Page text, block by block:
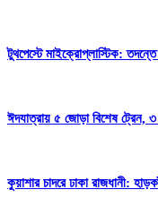
টুথপেস্টে মাইক্রোপ্লাস্টিক:
ঈদযাত্রায় ৫ জোড়া বিশেষ ট্রেন, ৩
কুয়াশার চাদরে ঢাকা রাজধানী: